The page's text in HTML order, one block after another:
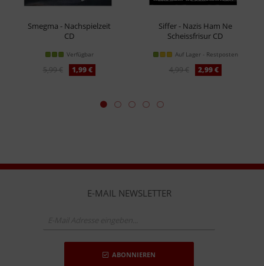
Smegma - Nachspielzeit
CD
Verfügbar
5,99 € 1,99 €
Siffer - Nazis Ham Ne
Scheissfrisur CD
Auf Lager - Restposten
4,99 € 2,99 €
E-MAIL NEWSLETTER
ABONNIEREN